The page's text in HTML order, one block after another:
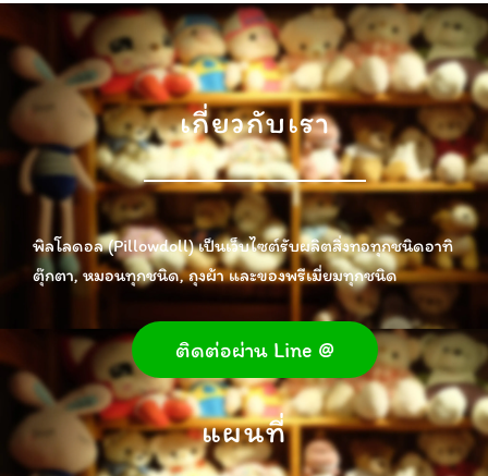
เกี่ยวกับเรา
พิลโลดอล (Pillowdoll) เป็นเว็บไซต์รับผลิตสิ่งทอทุกชนิดอาทิ
ตุ๊กตา, หมอนทุกชนิด, ถุงผ้า และของพรีเมี่ยมทุกชนิด
ติดต่อผ่าน Line @
แผนที่